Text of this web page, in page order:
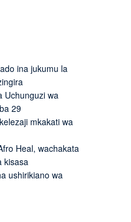
ina jukumu la
Uchunguzi wa
29
mkakati wa
Heal, wachakata
kisasa
ushirikiano wa